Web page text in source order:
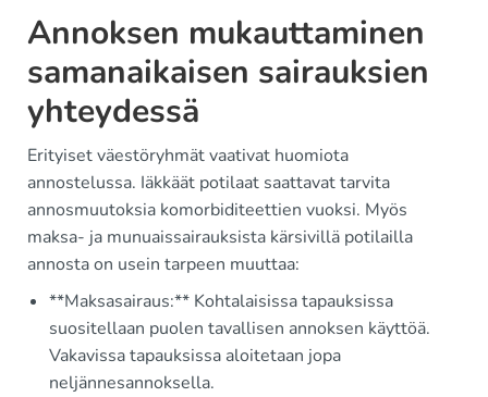
Annoksen mukauttaminen
samanaikaisen sairauksien
yhteydessä
Erityiset väestöryhmät vaativat huomiota
annostelussa. Iäkkäät potilaat saattavat tarvita
annosmuutoksia komorbiditeettien vuoksi. Myös
maksa- ja munuaissairauksista kärsivillä potilailla
annosta on usein tarpeen muuttaa:
**Maksasairaus:** Kohtalaisissa tapauksissa
suositellaan puolen tavallisen annoksen käyttöä.
Vakavissa tapauksissa aloitetaan jopa
neljännesannoksella.